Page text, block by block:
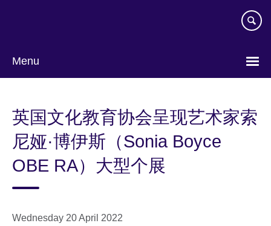
Menu
language
英国文化教育协会呈现艺术家索
尼娅·博伊斯（Sonia Boyce
OBE RA）大型个展
Wednesday 20 April 2022